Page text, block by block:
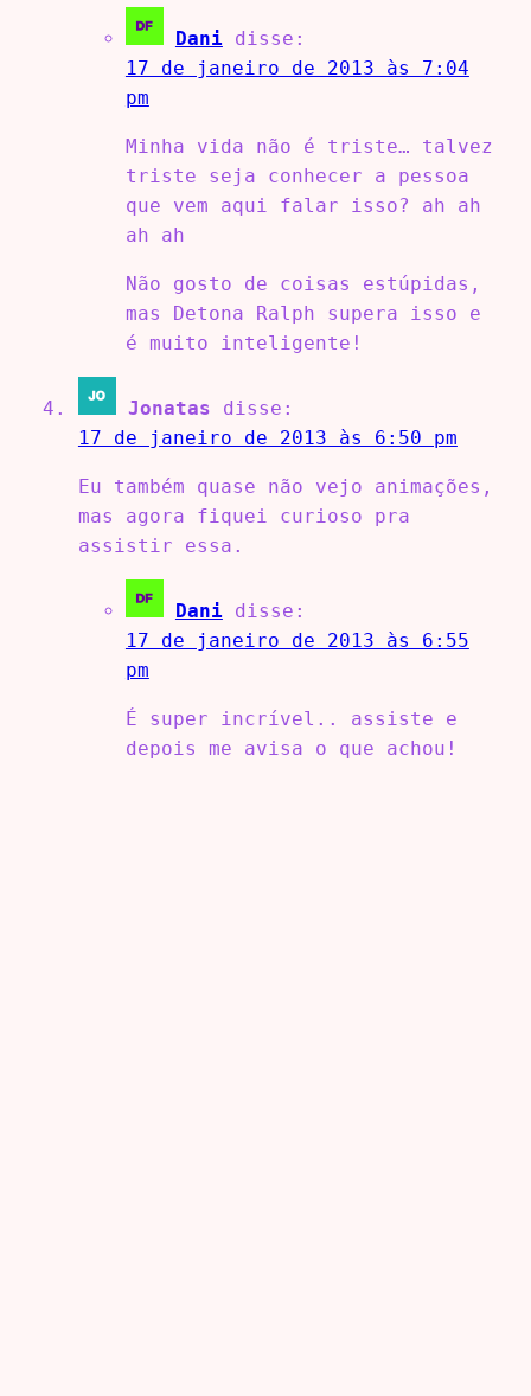
Dani disse:
17 de janeiro de 2013 às 7:04
pm
Minha vida não é triste… talvez
triste seja conhecer a pessoa
que vem aqui falar isso? ah ah
ah ah
Não gosto de coisas estúpidas,
mas Detona Ralph supera isso e
é muito inteligente!
Jonatas
disse:
17 de janeiro de 2013 às 6:50 pm
Eu também quase não vejo animações,
mas agora fiquei curioso pra
assistir essa.
Dani disse:
17 de janeiro de 2013 às 6:55
pm
É super incrível.. assiste e
depois me avisa o que achou!